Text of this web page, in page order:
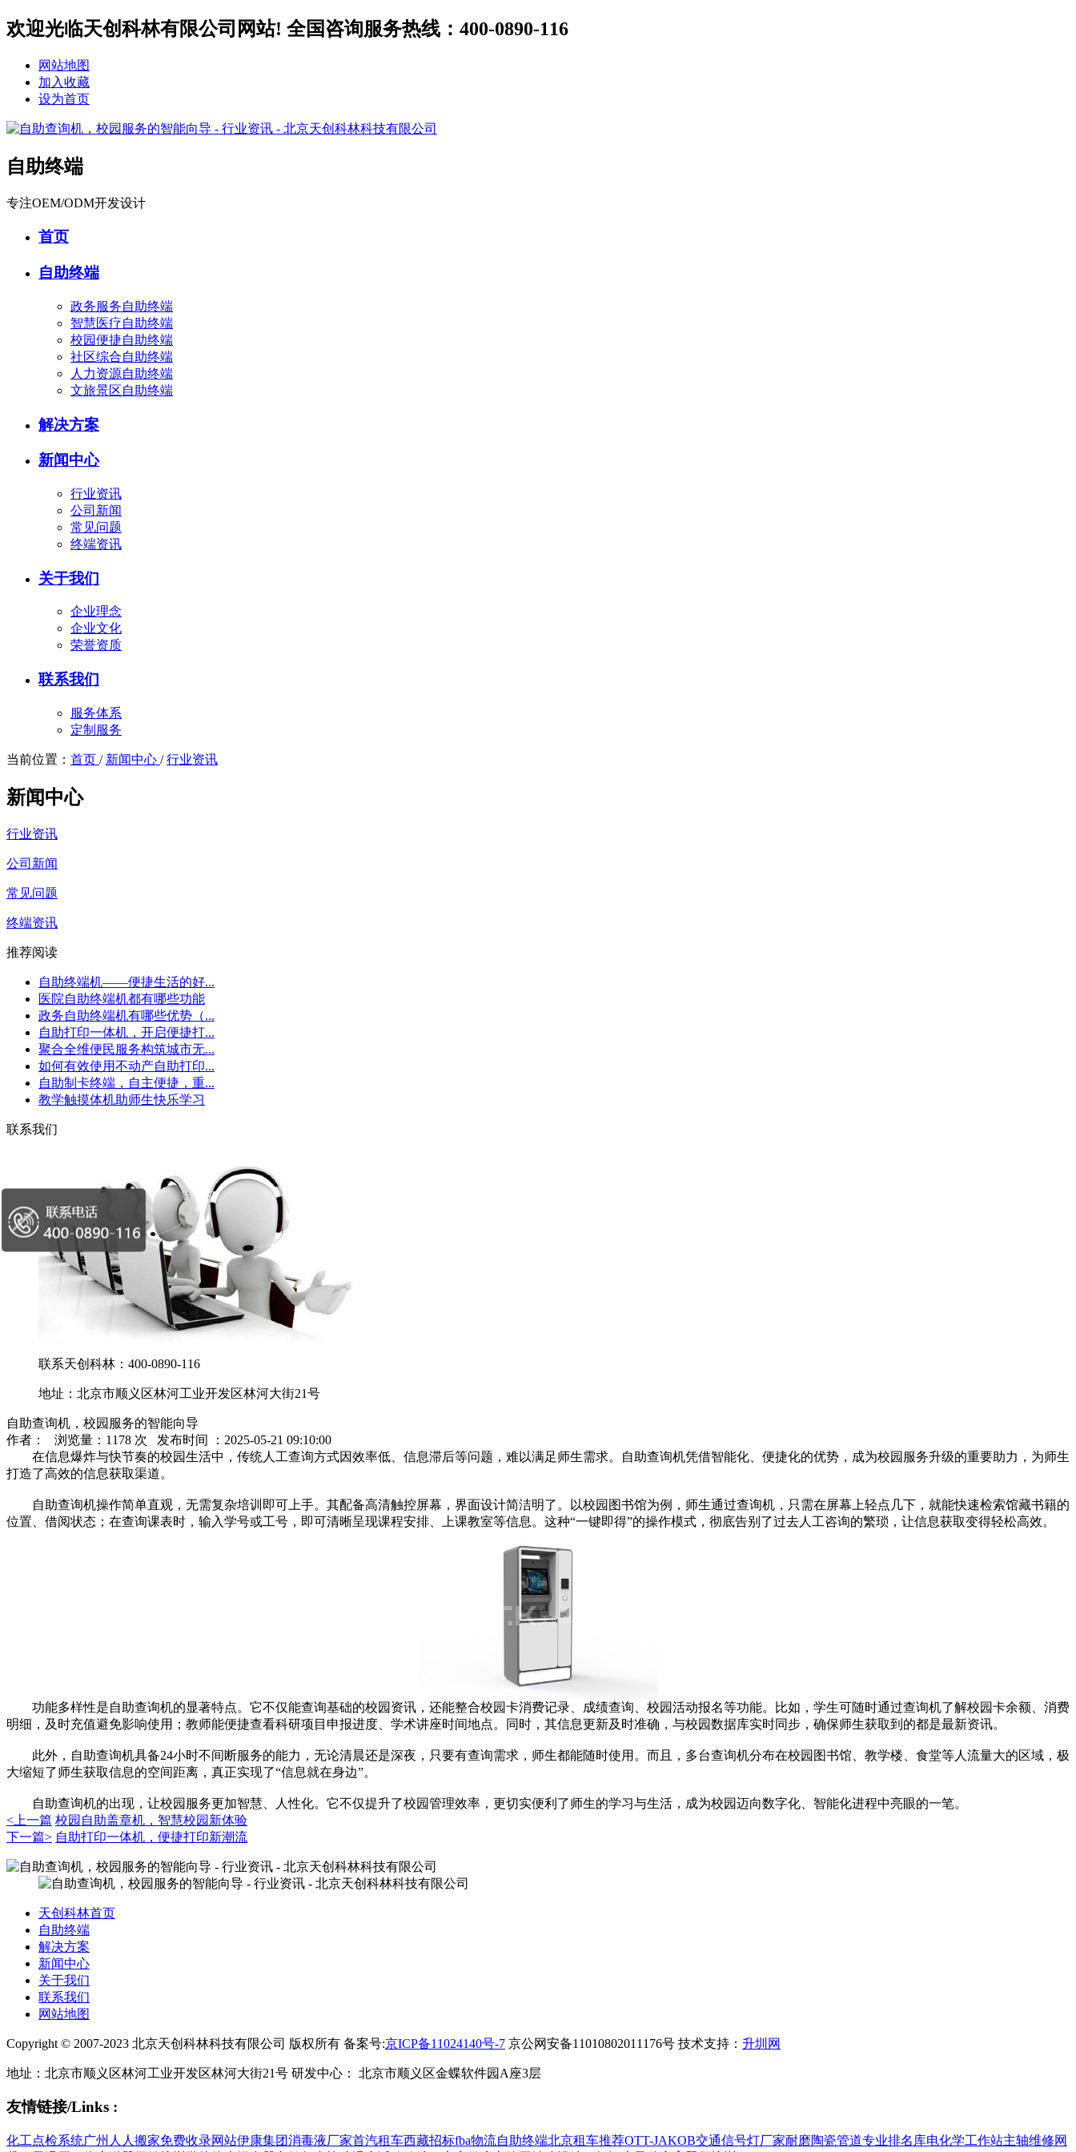
欢迎光临天创科林有限公司网站! 全国咨询服务热线：400-0890-116
网站地图
加入收藏
设为首页
自助终端
专注OEM/ODM开发设计
首页
自助终端
政务服务自助终端
智慧医疗自助终端
校园便捷自助终端
社区综合自助终端
人力资源自助终端
文旅景区自助终端
解决方案
新闻中心
行业资讯
公司新闻
常见问题
终端资讯
关于我们
企业理念
企业文化
荣誉资质
联系我们
服务体系
定制服务
当前位置： 首页 / 新闻中心 /行业资讯
新闻中心
行业资讯
公司新闻
常见问题
终端资讯
推荐阅读
自助终端机——便捷生活的好...
医院自助终端机都有哪些功能
政务自助终端机有哪些优势（...
自助打印一体机，开启便捷打...
聚合全维便民服务构筑城市无...
如何有效使用不动产自助打印...
自助制卡终端，自主便捷，重...
教学触摸体机助师生快乐学习
联系我们
联系天创科林：400-0890-116
地址：北京市顺义区林河工业开发区林河大街21号
自助查询机，校园服务的智能向导
作者： 浏览量：1178 次 发布时间 ：2025-05-21 09:10:00
在信息爆炸与快节奏的校园生活中，传统人工查询方式因效率低、信息滞后等问题，难以满足师生需求。自助查询机凭借智能化、便捷化的优势，成为校园服务升级的重要助力，为师生
打造了高效的信息获取渠道。
自助查询机操作简单直观，无需复杂培训即可上手。其配备高清触控屏幕，界面设计简洁明了。以校园图书馆为例，师生通过查询机，只需在屏幕上轻点几下，就能快速检索馆藏书籍的
位置、借阅状态；在查询课表时，输入学号或工号，即可清晰呈现课程安排、上课教室等信息。这种“一键即得”的操作模式，彻底告别了过去人工咨询的繁琐，让信息获取变得轻松高效。
功能多样性是自助查询机的显著特点。它不仅能查询基础的校园资讯，还能整合校园卡消费记录、成绩查询、校园活动报名等功能。比如，学生可随时通过查询机了解校园卡余额、消费
明细，及时充值避免影响使用；教师能便捷查看科研项目申报进度、学术讲座时间地点。同时，其信息更新及时准确，与校园数据库实时同步，确保师生获取到的都是最新资讯。
此外，自助查询机具备24小时不间断服务的能力，无论清晨还是深夜，只要有查询需求，师生都能随时使用。而且，多台查询机分布在校园图书馆、教学楼、食堂等人流量大的区域，极
大缩短了师生获取信息的空间距离，真正实现了“信息就在身边”。
自助查询机的出现，让校园服务更加智慧、人性化。它不仅提升了校园管理效率，更切实便利了师生的学习与生活，成为校园迈向数字化、智能化进程中亮眼的一笔。
<上一篇 校园自助盖章机，智慧校园新体验
下一篇> 自助打印一体机，便捷打印新潮流
天创科林首页
自助终端
解决方案
新闻中心
关于我们
联系我们
网站地图
Copyright © 2007-2023 北京天创科林科技有限公司 版权所有 备案号:京ICP备11024140号-7 京公网安备11010802011176号 技术支持： 升圳网
地址：北京市顺义区林河工业开发区林河大街21号 研发中心： 北京市顺义区金蝶软件园A座3层
友情链接/Links :
化工点检系统广州人人搬家免费收录网站伊康集团消毒液厂家首汽租车西藏招标fba物流自助终端北京租车推荐OTT-JAKOB交通信号灯厂家耐磨陶瓷管道专业排名库电化学工作站主轴维修网